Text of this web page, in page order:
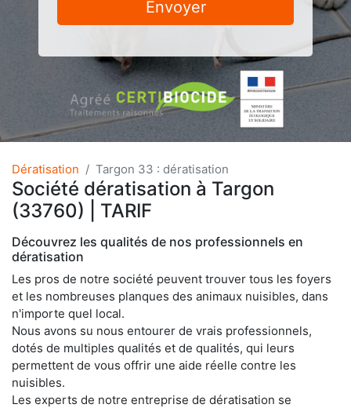
Envoyer
Dératisation Targon 33 : dératisation
Société dératisation à Targon
(33760) | TARIF
Découvrez les qualités de nos professionnels en
dératisation
Les pros de notre société peuvent trouver tous les foyers
et les nombreuses planques des animaux nuisibles, dans
n'importe quel local.
Nous avons su nous entourer de vrais professionnels,
dotés de multiples qualités et de qualités, qui leurs
permettent de vous offrir une aide réelle contre les
nuisibles.
Les experts de notre entreprise de dératisation se